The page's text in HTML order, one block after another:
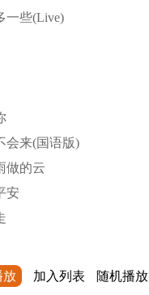
一些(Live)
会来(国语版)
做的云
安
放 加入列表 随机播放